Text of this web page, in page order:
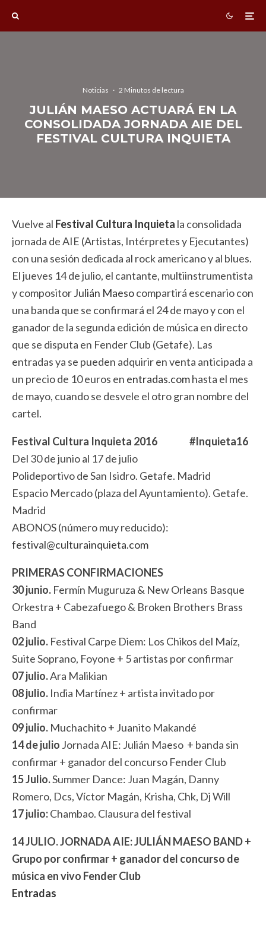
Noticias · 2 Minutos de lectura
JULIÁN MAESO ACTUARÁ EN LA
CONSOLIDADA JORNADA AIE DEL
FESTIVAL CULTURA INQUIETA
Vuelve al Festival Cultura Inquieta la consolidada
jornada de AIE (Artistas, Intérpretes y Ejecutantes)
con una sesión dedicada al rock americano y al blues.
El jueves 14 de julio, el cantante, multiinstrumentista
y compositorJulián Maesocompartirá escenario con
una banda que se confirmará el 24 de mayo y con el
ganador de la segunda edición de música en directo
que se disputa en Fender Club (Getafe). Las
entradas ya se pueden adquirir en venta anticipada a
un precio de 10 euros en entradas.comhasta el mes
de mayo, cuando se desvele el otro gran nombre del
cartel.
Festival Cultura Inquieta 2016 #Inquieta16
Del 30 de junio al 17 de julio
Polideportivo de San Isidro. Getafe. Madrid
Espacio Mercado (plaza del Ayuntamiento). Getafe.
Madrid
ABONOS (número muy reducido):
festival@culturainquieta.com
PRIMERAS CONFIRMACIONES
30 junio. Fermín Muguruza & New Orleans Basque
Orkestra + Cabezafuego & Broken Brothers Brass
Band
02 julio. Festival Carpe Diem: Los Chikos del Maíz,
Suite Soprano, Foyone + 5 artistas por confirmar
07 julio.Ara Malikian
08 julio. India Martínez + artista invitado por
confirmar
09 julio. Muchachito + Juanito Makandé
14 de julio Jornada AIE: Julián Maeso + banda sin
confirmar + ganador del concurso Fender Club
15 Julio.Summer Dance: Juan Magán, Danny
Romero, Dcs, Víctor Magán, Krisha, Chk, Dj Will
17 julio:Chambao. Clausura del festival
14 JULIO. JORNADA AIE: JULIÁN MAESO BAND +
Grupo por confirmar + ganador del concurso de
música en vivo Fender Club
Entradas